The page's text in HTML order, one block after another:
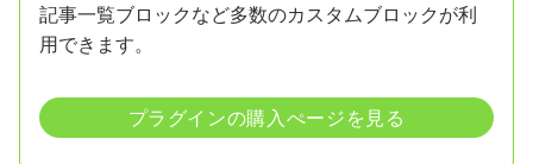
記事一覧ブロックなど多数のカスタムブロックが利
用できます。
プラグインの購入ぺージを見る